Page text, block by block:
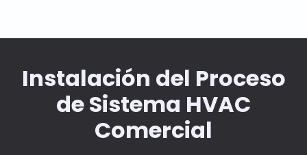
Instalación del Proceso
de Sistema HVAC
Comercial